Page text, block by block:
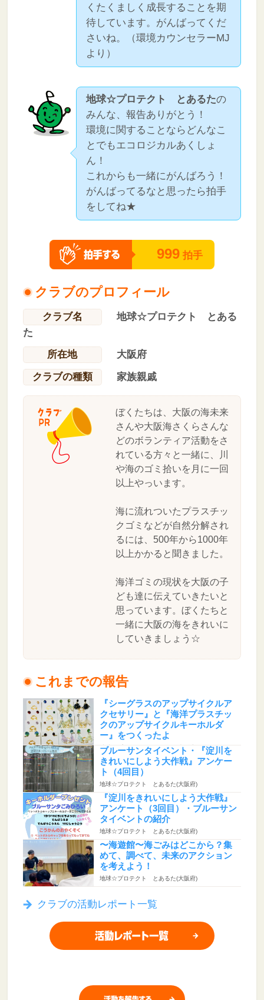
くたくましく成長することを期
待しています。がんばってくだ
さいね。（環境カウンセラーMJ
より）
地球☆プロテクト とあるたの
みんな、報告ありがとう！
環境に関することならどんなこ
とでもエコロジカルあくしょ
ん！
これからも一緒にがんばろう！
がんばってるなと思ったら拍手
をしてね★
999 拍手
クラブのプロフィール
クラブ名
地球☆プロテクト とある
た
所在地
大阪府
クラブの種類
家族親戚
ぼくたちは、大阪の海未来
さんや大阪海さくらさんな
どのボランティア活動をさ
れている方々と一緒に、川
や海のゴミ拾いを月に一回
以上やっいます。
海に流れついたプラスチッ
クゴミなどが自然分解され
るには、500年から1000年
以上かかると聞きました。
海洋ゴミの現状を大阪の子
ども達に伝えていきたいと
思っています。ぼくたちと
一緒に大阪の海をきれいに
していきましょう☆
これまでの報告
『シーグラスのアップサイクルア
クセサリー』と『海洋プラスチッ
クのアップサイクルキーホルダ
ー』をつくったよ
地球☆プロテクト とあるた(大阪府)
ブルーサンタイベント・『淀川を
きれいにしよう大作戦』アンケー
ト（4回目）
地球☆プロテクト とあるた(大阪府)
『淀川をきれいにしよう大作戦』
アンケート（3回目）・ブルーサン
タイベントの紹介
地球☆プロテクト とあるた(大阪府)
〜海遊館〜海ごみはどこから？集
めて、調べて、未来のアクション
を考えよう！
地球☆プロテクト とあるた(大阪府)
クラブの活動レポート一覧